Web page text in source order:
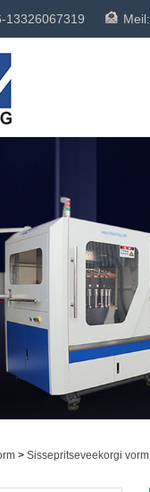
13326067319 Meil:
> Sissepritseveekorgi vorm